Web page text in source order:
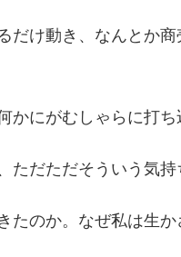
だけ動き、なんとか
かにがむしゃらに打ち
ただただそういう気持
たのか。なぜ私は生か